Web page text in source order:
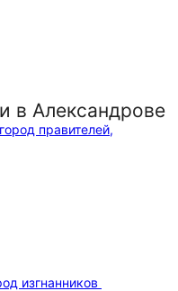
в Александрове
изгнанников